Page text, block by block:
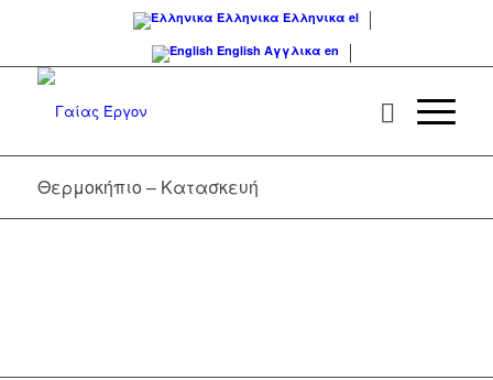
Ελληνικα Ελληνικα el
English Αγγλικα en
Θερμοκήπιο – Κατασκευή